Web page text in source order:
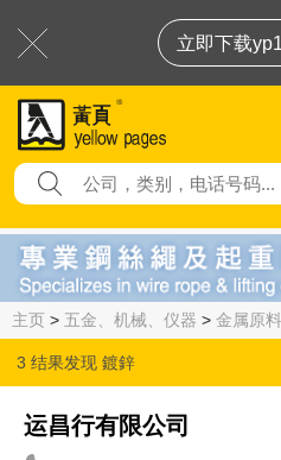
立即下载
主页 > 五金、机械、仪器 > 金属原
3 结果发现 鍍鋅
运昌行有限公司